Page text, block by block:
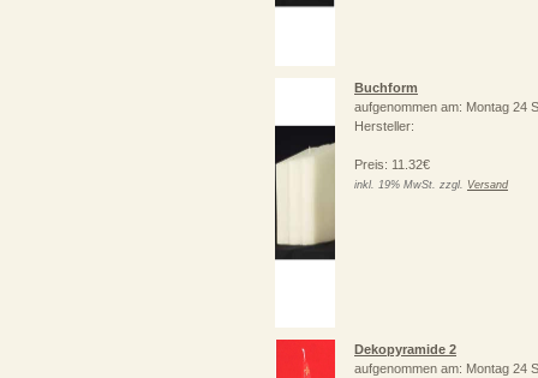
Buchform
aufgenommen am: Montag 24
Hersteller:
Preis: 11.32€
inkl. 19% MwSt. zzgl. Versand
Dekopyramide 2
aufgenommen am: Montag 24